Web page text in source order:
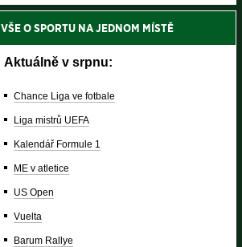
VŠE O SPORTU NA JEDNOM MÍSTĚ
Aktuálně v srpnu:
Chance Liga ve fotbale
Liga mistrů UEFA
Kalendář Formule 1
ME v atletice
US Open
Vuelta
Barum Rallye